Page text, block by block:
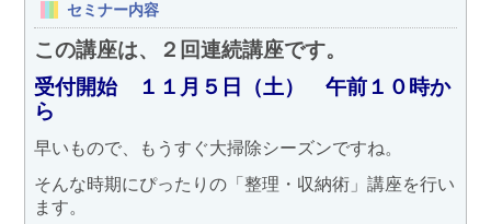
セミナー内容
この講座は、２回連続講座です。
受付開始 １１月５日（土） 午前１０時か
ら
早いもので、もうすぐ大掃除シーズンですね。
そんな時期にぴったりの「整理・収納術」講座を行い
ます。